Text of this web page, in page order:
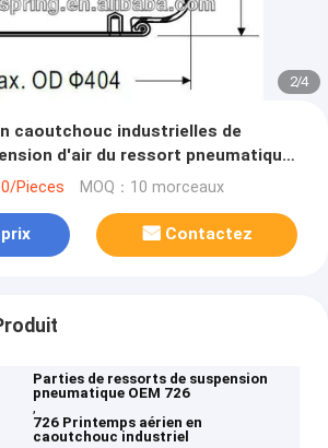
2/4
caoutchouc industrielles de
d'air du ressort pneumatique
l'OEM
Pieces MOQ：10 morceaux
Contactez
Parties de ressorts de suspension
pneumatique OEM 726
,
726 Printemps aérien en
caoutchouc industriel